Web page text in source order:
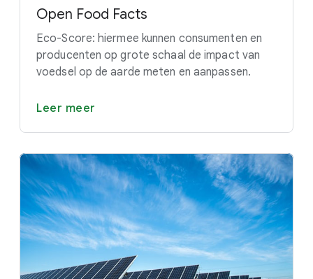
Open Food Facts
Eco-Score: hiermee kunnen consumenten en
producenten op grote schaal de impact van
voedsel op de aarde meten en aanpassen.
Leer meer